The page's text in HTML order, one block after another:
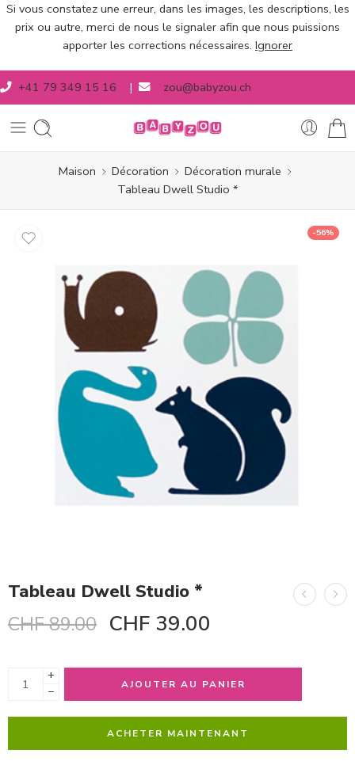
Si vous constatez une erreur, dans les images, les descriptions, les
prix ou autre, merci de nous le signaler afin que nous puissions
apporter les corrections nécessaires. Ignorer
+41 79 349 15 16 | zou@babyzou.ch
Maison Décoration
Décoration murale
Tableau Dwell Studio *
-56%
Tableau Dwell Studio *
CHF89.00 CHF 39.00
+
−
AJOUTER AU PANIER
ACHETER MAINTENANT